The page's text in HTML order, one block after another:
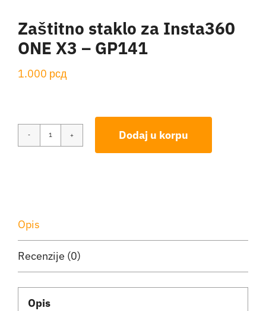
Kontakt
Korpa
Zaštitno staklo za Insta360
ONE X3 – GP141
1.000 рсд
Zaštitno
X3
-
GP141
Dodaj u korpu
Opis
Recenzije (0)
Opis